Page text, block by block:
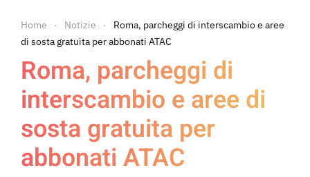
Home Notizie
Roma, parcheggi di interscambio e aree
di sosta gratuita per abbonati ATAC
Roma, parcheggi di
interscambio e aree di
sosta gratuita per
abbonati ATAC